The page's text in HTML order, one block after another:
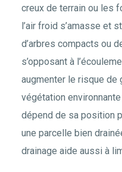
creux de terrain ou les
l’air froid s’amasse et
d’arbres compacts ou
s’opposant à
augmenter le risque de
végétation
dépend de sa position
une parcelle bien
drainage aide aussi à